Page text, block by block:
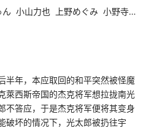
ん 小山力也 上野めぐみ 小野寺丈
年，本应取回的和平突然被怪魔
萊西斯帝国的杰克将军想拉拢南光
不答应，于是杰克将军便将其变身
坏的情况下，光太郎被扔往宇